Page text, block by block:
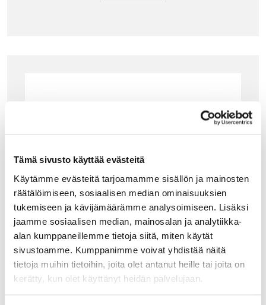
Tämä sivusto käyttää evästeitä
Käytämme evästeitä tarjoamamme sisällön ja mainosten
räätälöimiseen, sosiaalisen median ominaisuuksien
tukemiseen ja kävijämäärämme analysoimiseen. Lisäksi
jaamme sosiaalisen median, mainosalan ja analytiikka-
alan kumppaneillemme tietoja siitä, miten käytät
sivustoamme. Kumppanimme voivat yhdistää näitä
tietoja muihin tietoihin, joita olet antanut heille tai joita on
kerätty, kun olet käyttänyt heidän palvelujaan.